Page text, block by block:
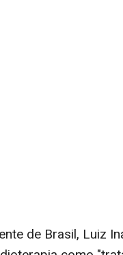
de Brasil, Luiz